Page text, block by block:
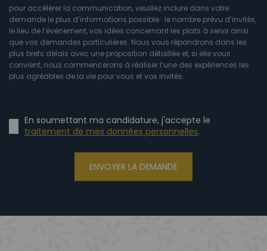
pour accélérer la communication, veuillez inclure dans votre
demande le plus d’informations possible : le nombre prévu d’invités,
le lieu de l’événement, vos idées concernant les plats à servir ainsi
que vos demandes particulières. Nous vous répondrons dans les
plus brefs délais avec une proposition détaillée et, si elle vous
convient, nous commencerons à réaliser l’une des expériences les
plus agréables de la vie pour vous et vos invités.
En soumettant ma candidature, j'accepte le
traitement de mes données personnelles.
ENVOYER LA DEMANDE